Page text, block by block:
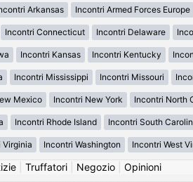
Arkansas Incontri Armed Forces Europe
Incontri Connecticut Incontri Delaware
Incontri Kansas Incontri Kentucky
Incontri Mississippi Incontri Missouri
Mexico Incontri New York Incontri North
Incontri Rhode Island Incontri South
Virginia Incontri Washington Incontri West
| Truffatori| Negozio| Opinioni